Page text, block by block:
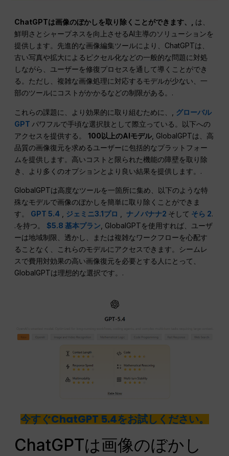
ChatGPTは画像のぼかしを取り除くことができます、, は、
鮮明さとシャープネスを向上させるAI主導のソリューションを
提供します。先進的な画像編集ツールにより、ChatGPTは、
古い写真や拡大によるピクセル化などの一般的な問題に対処
しながら、ユーザーを修復プロセスを通して導くことができ
る。ただし、複雑な画像処理に対応するモデルが少ない、一
部のツールにコストがかかるなどの制限がある。.
これらの課題に、より効果的に取り組むために、, グローバル
GPT パワフルで手頃な選択肢として際立っている。以下への
アクセスを提供する。100以上のAIモデル, GlobalGPTは、高
品質の画像復元を求めるユーザーに包括的なプラットフォー
ムを提供します。高いコストと限られた機能の障壁を取り除
き、より多くのオプションとより良い結果を提供します。.
GlobalGPTは高度なツールを一箇所に集め、以下のような特
殊なモデルで画像のぼかしを簡単に取り除くことができま
す。 GPT 5.4 ジェミニ3.1プロ ,ナノバナナ2 そして そら 2.
.を持つ。$5.8 基本プラン , GlobalGPTを使用すれば、ユーザ
ーは地域制限、透かし、または複雑なワークフローを心配す
ることなく、これらのモデルにアクセスできます。シームレ
スで費用対効果の高い画像復元を必要とする人にとって、
GlobalGPTは理想的な選択です。.
今すぐChatGPT 5.4をお試しください。
ChatGPTは画像のぼかし